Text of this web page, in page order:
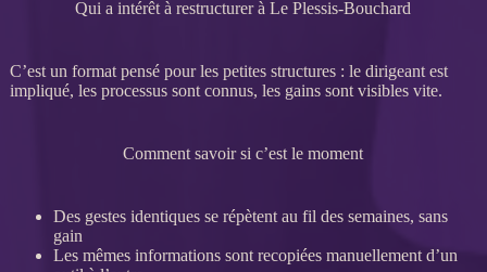
Qui a intérêt à restructurer à Le Plessis-Bouchard
C’est un format pensé pour les petites structures : le dirigeant est
impliqué, les processussont connus, les gains sont visibles vite.
Comment savoir si c’est le moment
Des gestes identiques se répètent au fil des semaines, sans
gain
Les mêmes informations sont recopiées manuellement d’un